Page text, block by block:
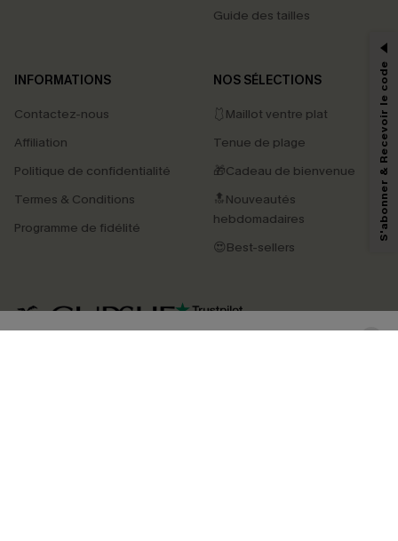
Guide des tailles
INFORMATIONS
Contactez-nous
Affiliation
Politique de confidentialité
Termes & Conditions
Programme de fidélité
NOS SÉLECTIONS
🩱Maillot ventre plat
Tenue de plage
🎁Cadeau de bienvenue
🔝Nouveautés
hebdomadaires
😍Best-sellers
4.4
marketing (y compris du contenu généré par l'IA) de Cupshe et
pouvons utiliser les données collectées sur notre site ainsi que des
savoir si ceux-ci ont été ouverts, de mesurer votre engagement, de
personnaliser nos contenus et nos offres, et de vous recommander des
produits susceptibles de vous intéresser, conformément à notre
Politique de
. Vous pouvez vous désabonner à tout moment.
S'abonner & Recevoir le code